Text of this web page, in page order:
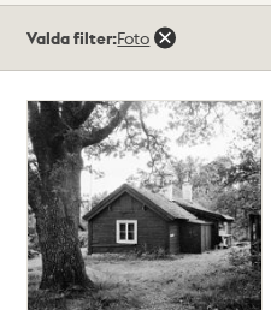
träffar
Valda filter:Foto